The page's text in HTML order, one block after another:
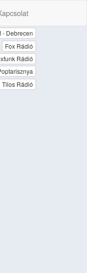
- Debrecen
Fox Rádió
Rádió
Tilos Rádió